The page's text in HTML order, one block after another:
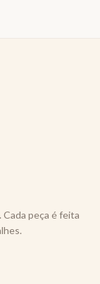
peça é feita